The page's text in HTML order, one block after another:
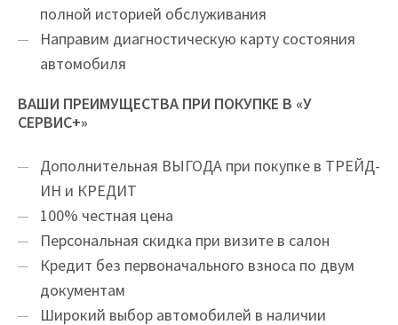
полной историей обслуживания
Направим диагностическую карту состояния
автомобиля
ВАШИ ПРЕИМУЩЕСТВА ПРИ ПОКУПКЕ В «У
СЕРВИС+»
Дополнительная ВЫГОДА при покупке в ТРЕЙД-
ИН и КРЕДИТ
100% честная цена
Персональная скидка при визите в салон
Кредит без первоначального взноса по двум
документам
Широкий выбор автомобилей в наличии